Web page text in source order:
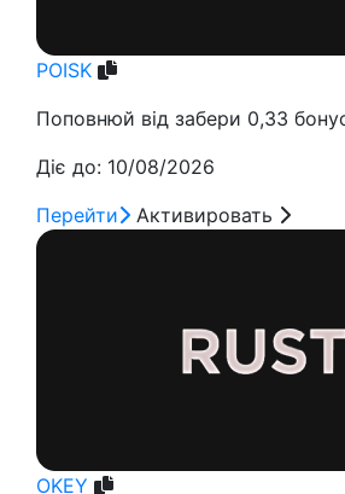
POISK
Поповнюй від забери 0,33
Діє до: 10/08/2026
Перейти
Активировать
OKEY